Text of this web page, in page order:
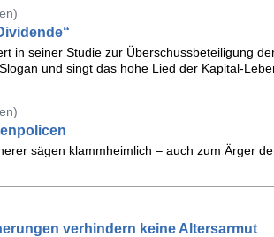
in seiner Studie zur Überschussbeteiligung
und singt das hohe Lied der Kapital-
sägen klammheimlich – auch zum Ärger
verhindern keine Altersarmut